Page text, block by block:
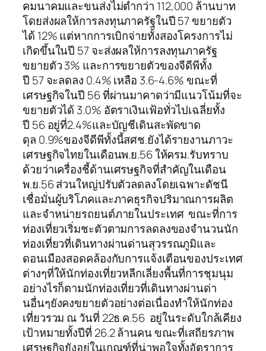
คมนาคมและขนส่งไม่ต่ำกว่า 112,000 ล้านบาท
โดยส่งผลให้การลงทุนภาครัฐในปี 57 ขยายตัว
ได้ 12% แต่หากการเบิกจ่ายทั้งสองโครงการไม่
เกิดขึ้นในปี 57 จะส่งผลให้การลงทุนภาครัฐ
ขยายตัว 3% และการขยายตัวของจีดีพีทั้ง
ปี 57 จะลดลง 0.4% เหลือ 3.6-4.6% ขณะที่
เศรษฐกิจในปี 56 ที่ผ่านมาคาดว่ามีแนวโน้มที่จะ
ขยายตัวได้ 3.0% อัตราเงินเฟ้อทั่วไปเฉลี่ยทั้ง
ปี 56 อยู่ที่2.4%และบัญชีเดินสะพัดขาด
ดุล 0.9%ของจีดีพีทั้งนี้สศช.ยังได้รายงานภาวะ
เศรษฐกิจไทยในเดือนพ.ย.56 ให้ครม.รับทราบ
ด้วยว่าเครื่องชี้ด้านเศรษฐกิจที่สำคัญในเดือน
พ.ย.56 ส่วนใหญ่ปรับตัวลดลงโดยเฉพาะดัชนี
เชื่อมั่นผู้บริโภคและภาคธุรกิจปริมาณการผลิต
และจำหน่ายรถยนต์ภายในประเทศ ขณะที่การ
ท่องเที่ยวเริ่มชะตัวตามการลดลงของจำนวนนัก
ท่องเที่ยวที่เดินทางผ่านด่านสุวรรณภูมิและ
ดอนเมืองสอดคล้องกับการแจ้งเตือนของประเทศ
ต่างๆที่ให้นักท่องเที่ยวหลีกเลี่ยงพื้นที่การชุมนุม
อย่างไรก็ตามนักท่องเที่ยวที่เดินทางผ่านด่า
นอื่นๆยังคงขยายตัวอย่างต่อเนื่องทำให้นักท่อง
เที่ยวรวม ณ วันที่ 22ธ.ค.56 อยู่ในระดับใกล้เคียง
เป้าหมายทั้งปีที่ 26.2 ล้านคน ขณะที่เสถียรภาพ
เศรษฐกิจยังอยู่ในเกณฑ์ที่น่าพอใจทั้งอัตราการ